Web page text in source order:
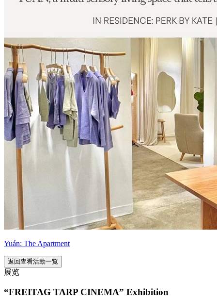
Yuán: The Apartment
返回查看活動一覧
展览
“FREITAG TARP CINEMA” Exhibition